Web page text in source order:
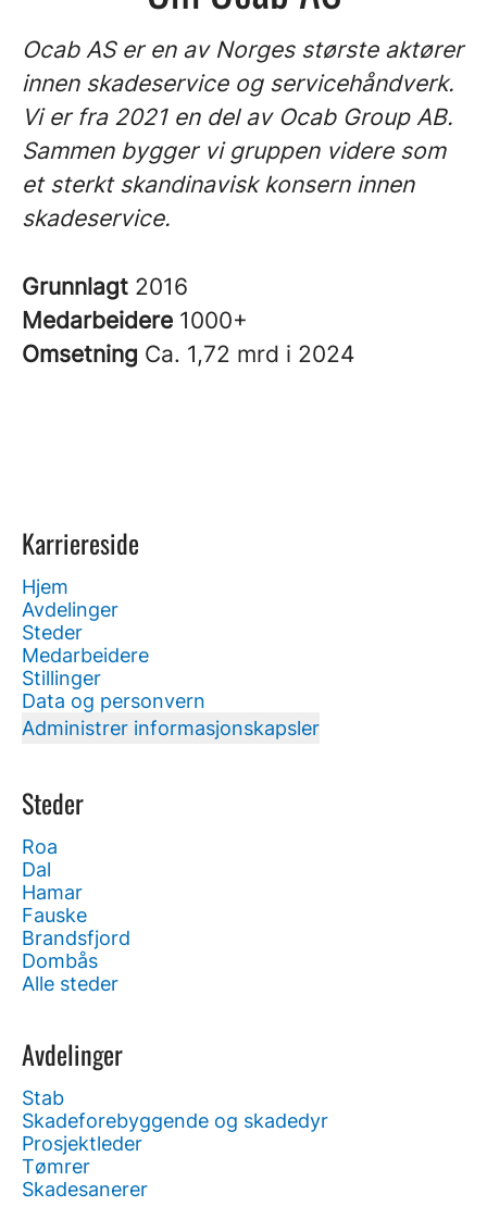
Ocab AS er en av Norges største aktører
innen skadeservice og servicehåndverk.
Vi er fra 2021 en del av Ocab Group AB.
Sammen bygger vi gruppen videre som
et sterkt skandinavisk konsern innen
skadeservice.
Grunnlagt 2016
Medarbeidere 1000+
Omsetning Ca. 1,72 mrd i 2024
Karriereside
Hjem
Avdelinger
Steder
Medarbeidere
Stillinger
Data og personvern
Administrer informasjonskapsler
Steder
Roa
Dal
Hamar
Fauske
Brandsfjord
Dombås
Alle steder
Avdelinger
Stab
Skadeforebyggende og skadedyr
Prosjektleder
Tømrer
Skadesanerer